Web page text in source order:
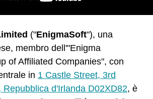
("EnigmaSoft"), una
membro dell'"Enigma
of Affiliated Companies", con
in 1 Castle Street, 3rd
Repubblica d'Irlanda D02XD82, è